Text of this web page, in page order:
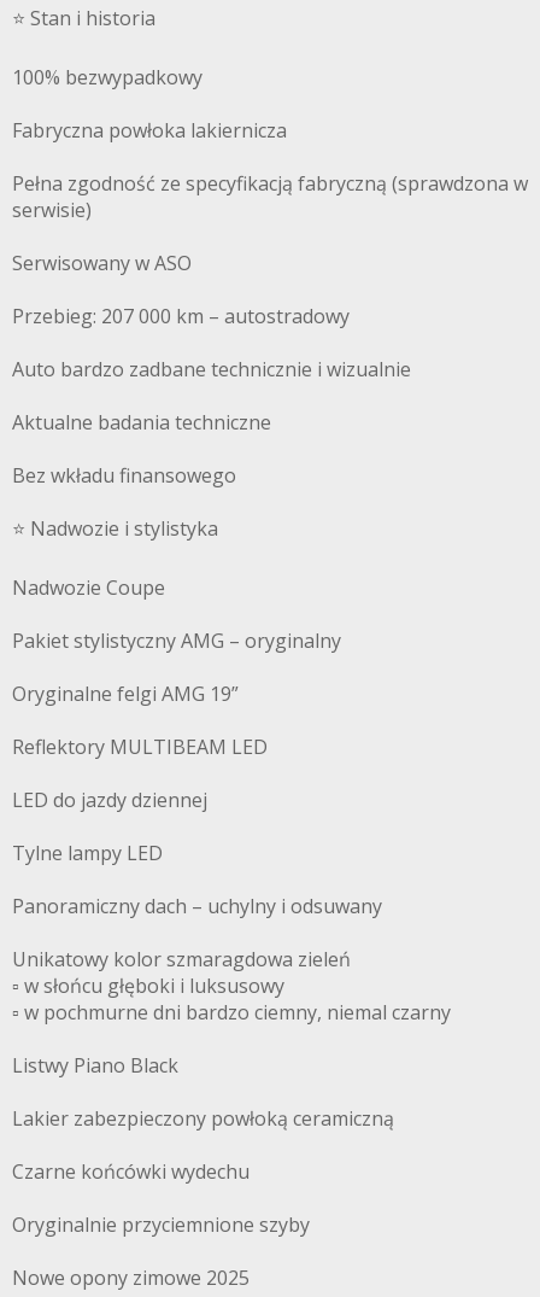
⭐️ Stan i historia
100% bezwypadkowy
Fabryczna powłoka lakiernicza
Pełna zgodność ze specyfikacją fabryczną (sprawdzona w
serwisie)
Serwisowany w ASO
Przebieg: 207 000 km – autostradowy
Auto bardzo zadbane technicznie i wizualnie
Aktualne badania techniczne
Bez wkładu finansowego
⭐️ Nadwozie i stylistyka
Nadwozie Coupe
Pakiet stylistyczny AMG – oryginalny
Oryginalne felgi AMG 19”
Reflektory MULTIBEAM LED
LED do jazdy dziennej
Tylne lampy LED
Panoramiczny dach – uchylny i odsuwany
Unikatowy kolor szmaragdowa zieleń
▫️ w słońcu głęboki i luksusowy
▫️ w pochmurne dni bardzo ciemny, niemal czarny
Listwy Piano Black
Lakier zabezpieczony powłoką ceramiczną
Czarne końcówki wydechu
Oryginalnie przyciemnione szyby
Nowe opony zimowe 2025